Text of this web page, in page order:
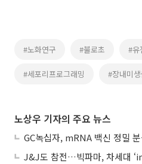
#노화연구 #불로초 #유
#세포리프로그래밍 #장내미
노상우 기자의 주요 뉴스
GC녹십자, mRNA 백신 정밀